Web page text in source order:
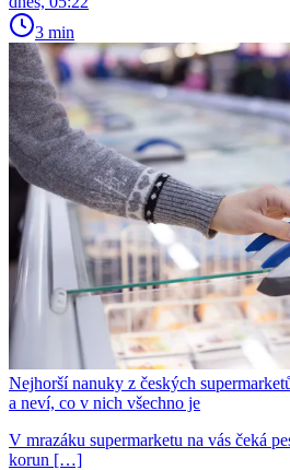
3 min
Nejhorší nanuky z českých
a neví, co v nich všechno je
V mrazáku supermarketu na vás čeká
korun […]